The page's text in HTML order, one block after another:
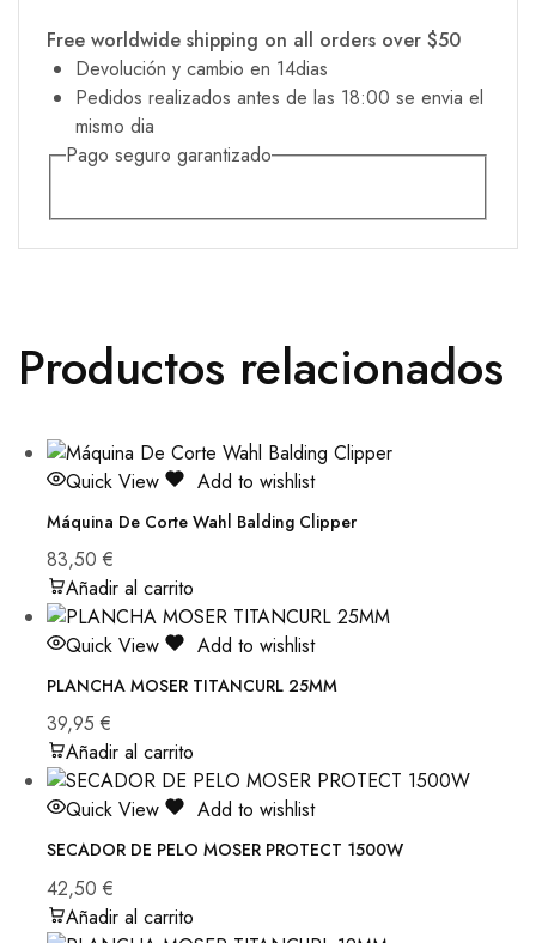
Free worldwide shipping on all orders over $50
Devolución y cambio en 14dias
Pedidos realizados antes de las 18:00 se envia el
mismo dia
Pago seguro garantizado
Productos relacionados
Quick View Add to wishlist
Máquina De Corte Wahl Balding Clipper
83,50 €
Añadir al carrito
Quick View Add to wishlist
PLANCHA MOSER TITANCURL 25MM
39,95 €
Añadir al carrito
Quick View Add to wishlist
SECADOR DE PELO MOSER PROTECT 1500W
42,50 €
Añadir al carrito